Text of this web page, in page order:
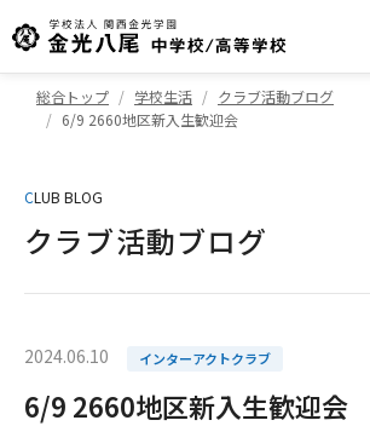
総合トップ 学校生活
クラブ活動ブログ
6/9 2660地区新入生歓迎会
CLUB BLOG
クラブ活動ブログ
2024.06.10 インターアクトクラブ
6/9 2660地区新入生歓迎会